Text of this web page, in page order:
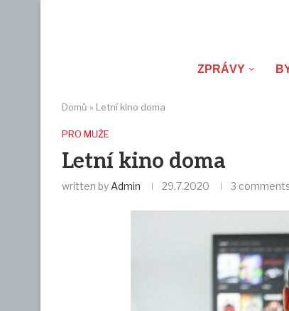
ZPRÁVY
Domů » Letní kino doma
PRO MUŽE
Letní kino doma
written by Admin 29.7.2020 3